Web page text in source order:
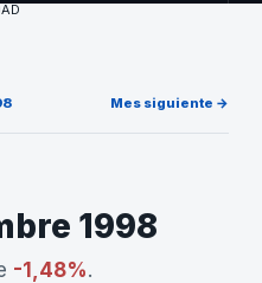
Mes siguiente →
1998
-1,48%.